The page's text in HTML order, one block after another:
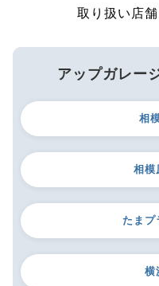
取り扱い店
アップガレー
相
相模
たまプ
横